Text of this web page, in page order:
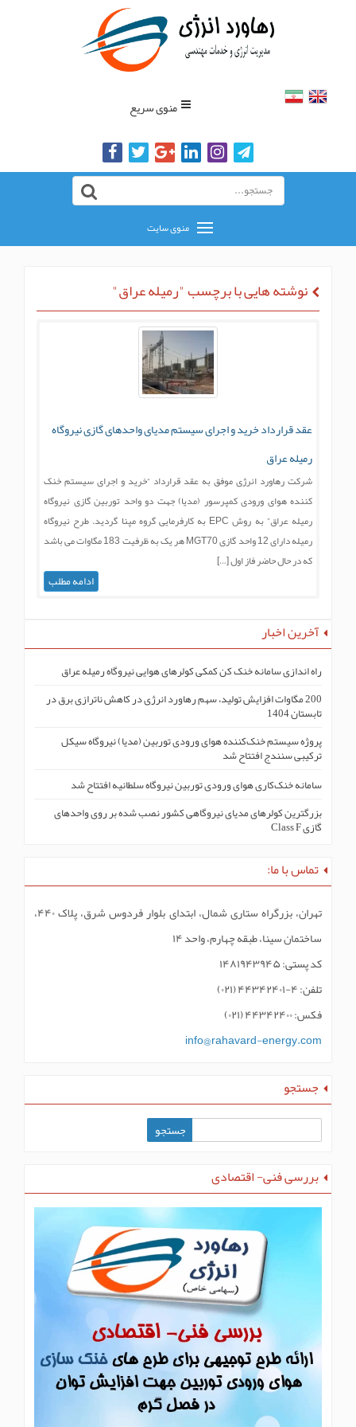
منوی سریع
منوی سایت
نوشته هایی با برچسب "رمیله عراق"
عقد قرارداد خرید و اجرای سیستم مدیای واحدهای گازی نیروگاه
رمیله عراق
شرکت رهاورد انرژی موفق به عقد قرارداد “خرید و اجرای سیستم خنک
کننده هوای ورودی کمپرسور (مدیا) جهت دو واحد توربین گازی نیروگاه
رمیله عراق” به روش EPC به کارفرمایی گروه مپنا گردید. طرح نیروگاه
رمیله دارای 12 واحد گازی MGT70 هر یک به ظرفیت 183 مگاوات می باشد
که در حال حاضر فاز اول […]
ادامه مطلب
آخرین اخبار
راه اندازی سامانه خنک کن کمکی کولرهای هوایی نیروگاه رمیله عراق
200 مگاوات افزایش تولید، سهم رهاورد انرژی در کاهش ناترازی برق در
تابستان 1404
پروژه سیستم خنک‌کنندە هوای ورودی توربین (مدیا) نیروگاه سیکل
ترکیبی سنندج افتتاح شد
سامانه خنک‌کاری هوای ورودی توربین نیروگاه سلطانیه افتتاح شد
بزرگترین کولرهای مدیای نیروگاهی کشور نصب شده بر روی واحدهای
گازی Class F
تماس با ما:
تهران، بزرگراه ستاری شمال، ابتدای بلوار فردوس شرق، پلاک ۴۴۰،
ساختمان سینا، طبقه چهارم، واحد ۱۴
کد پستی: ۱۴۸۱۹۴۳۹۴۵
تلفن: ۴-۴۴۳۴۲۴۰۱ (۰۲۱)
فکس: ۴۴۳۴۲۴۰۰ (۰۲۱)
info@rahavard-energy.com
جستجو
بررسی فنی- اقتصادی